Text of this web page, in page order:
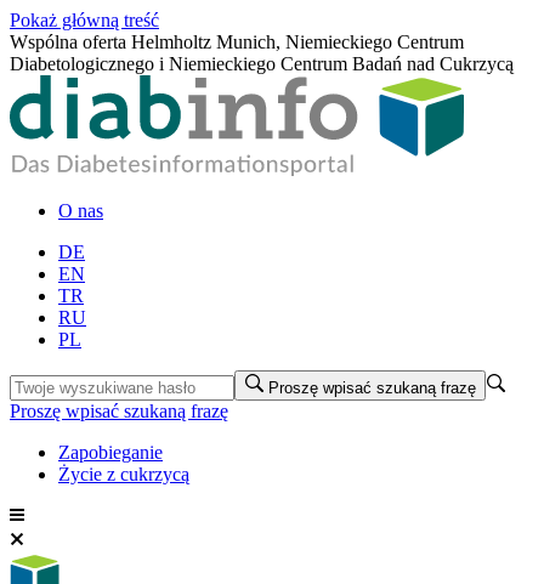
Pokaż główną treść
Wspólna oferta Helmholtz Munich, Niemieckiego Centrum
Diabetologicznego i Niemieckiego Centrum Badań nad Cukrzycą
O nas
DE
EN
TR
RU
PL
Proszę wpisać szukaną frazę
Proszę wpisać szukaną frazę
Zapobieganie
Życie z cukrzycą